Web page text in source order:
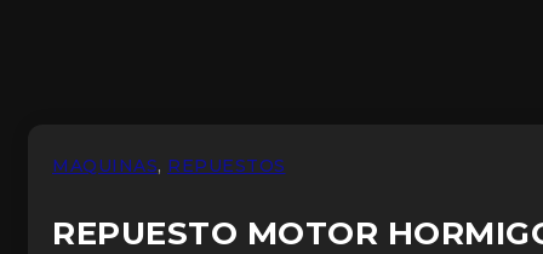
MAQUINAS, REPUESTOS
REPUESTO MOTOR